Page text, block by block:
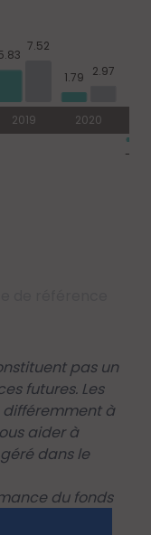
pas un
futures. Les
à
aider à
dans le
du fonds
par an au